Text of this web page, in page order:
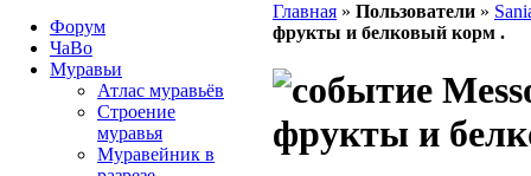
Главная » Пользователи »
фрукты и белковый корм .
фрукты и
Форум
ЧаВо
Муравьи
Атлас муравьёв
Строение
муравья
Муравейник в